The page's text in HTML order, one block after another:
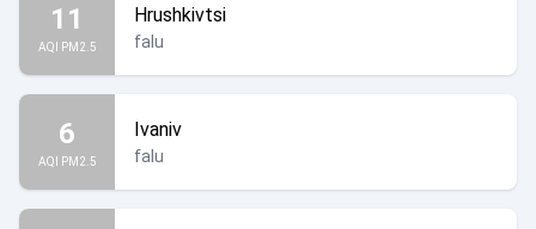
11
AQI PM2.5
Hrushkivtsi
falu
6
AQI PM2.5
Ivaniv
falu